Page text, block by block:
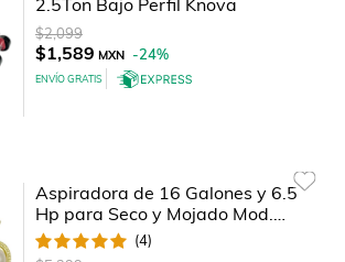
2.5Ton Bajo Perfil Knova
$2,099
$1,589 MXN -24%
ENVÍO GRATIS
Aspiradora de 16 Galones y 6.5
Hp para Seco y Mojado Mod.
Cmxevbe17595 Craftsman
(4)